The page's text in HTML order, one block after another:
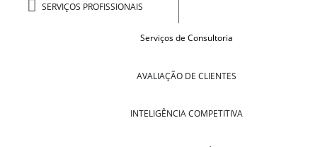
SERVIÇOS PROFISSIONAIS
Serviços de Consultoria
AVALIAÇÃO DE CLIENTES
INTELIGÊNCIA COMPETITIVA